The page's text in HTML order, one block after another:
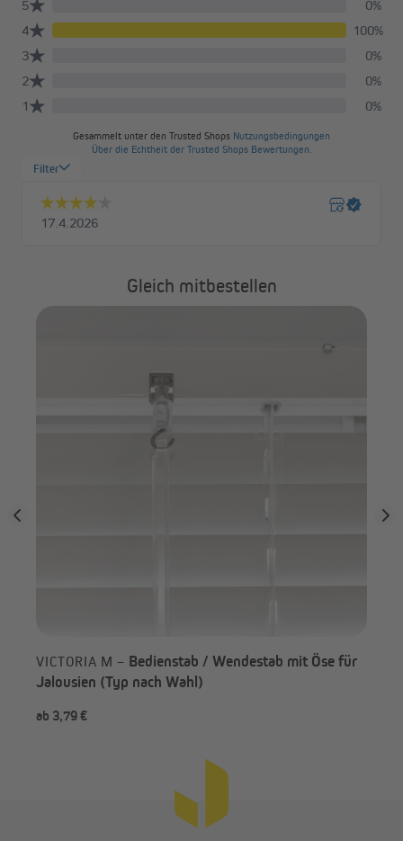
Gleich mitbestellen
VICTORIA M – Bedienstab / Wendestab mit Öse für
Jalousien (Typ nach Wahl)
ab 3,79 €